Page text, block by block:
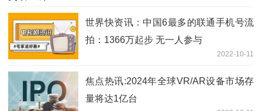
世界快资讯：中国6最多的联通手机号流
拍：1366万起步 无一人参与
2022-10-11
焦点热讯:2024年全球VR/AR设备市场存
量将达1亿台